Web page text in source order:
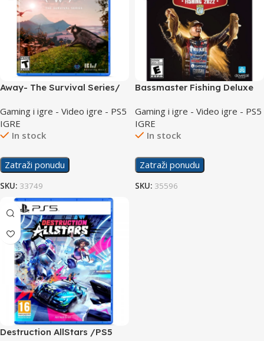
Away- The Survival Series/
Gaming i igre - Video igre - PS5
IGRE
In stock
Zatraži ponudu
SKU: 33749
Bassmaster Fishing Deluxe
Gaming i igre - Video igre - PS5
IGRE
In stock
Zatraži ponudu
SKU: 35596
Destruction AllStars /PS5